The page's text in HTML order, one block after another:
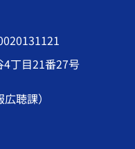
4丁目21番27号
聴課）